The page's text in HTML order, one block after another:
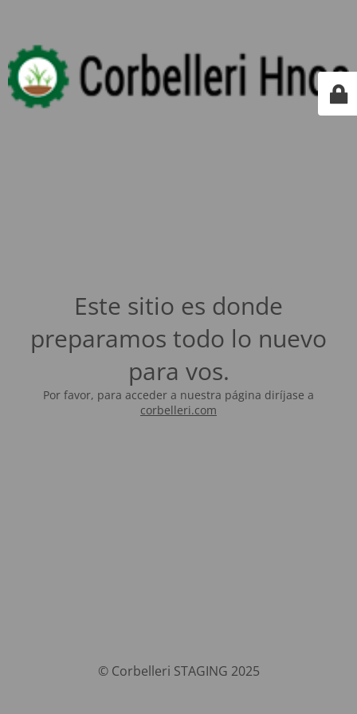
Este sitio es donde
preparamos todo lo nuevo
para vos.
Por favor, para acceder a nuestra página diríjase a
corbelleri.com
© Corbelleri STAGING 2025